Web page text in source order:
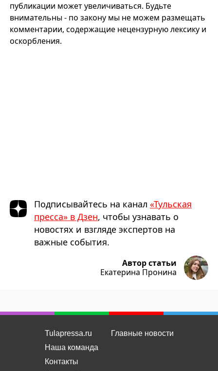
публикации может увеличиваться. Будьте
внимательны - по закону мы не можем размещать
комментарии, содержащие нецензурную лексику и
оскорбления.
Подписывайтесь на канал «Тульская
пресса» в Дзен, чтобы узнавать о
новостях и взгляде экспертов на
важные события.
Автор статьи
Екатерина Пронина
Tulapressa.ru
Наша команда
Контакты
Главные новости